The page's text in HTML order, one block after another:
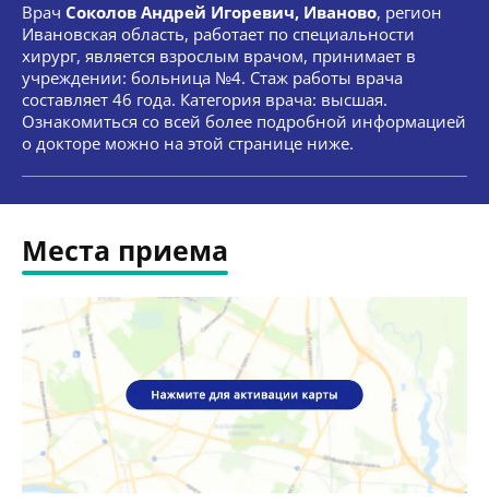
Врач Соколов Андрей Игоревич, Иваново, регион
Ивановская область, работает по специальности
хирург, является взрослым врачом, принимает в
учреждении: больница №4. Стаж работы врача
составляет 46 года. Категория врача: высшая.
Ознакомиться со всей более подробной информацией
о докторе можно на этой странице ниже.
Места приема